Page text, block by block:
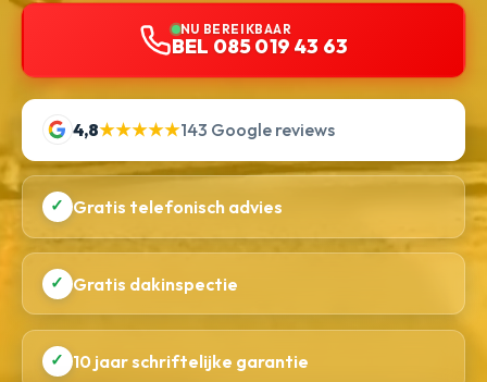
NU BEREIKBAAR
BEL 085 019 43 63
4,8★★★★★143 Google reviews
✓ Gratis telefonisch advies
✓ Gratis dakinspectie
✓ 10 jaar schriftelijke garantie